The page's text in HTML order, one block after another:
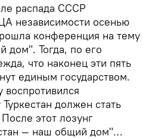
распада СССР
независимости осенью
конференция на тему
дом". Тогда, по его
что наконец эти пять
единым государством.
должен стать
этот лозунг
— наш общий дом"…